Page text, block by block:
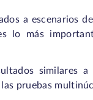
a escenarios
lo más
similares a
pruebas